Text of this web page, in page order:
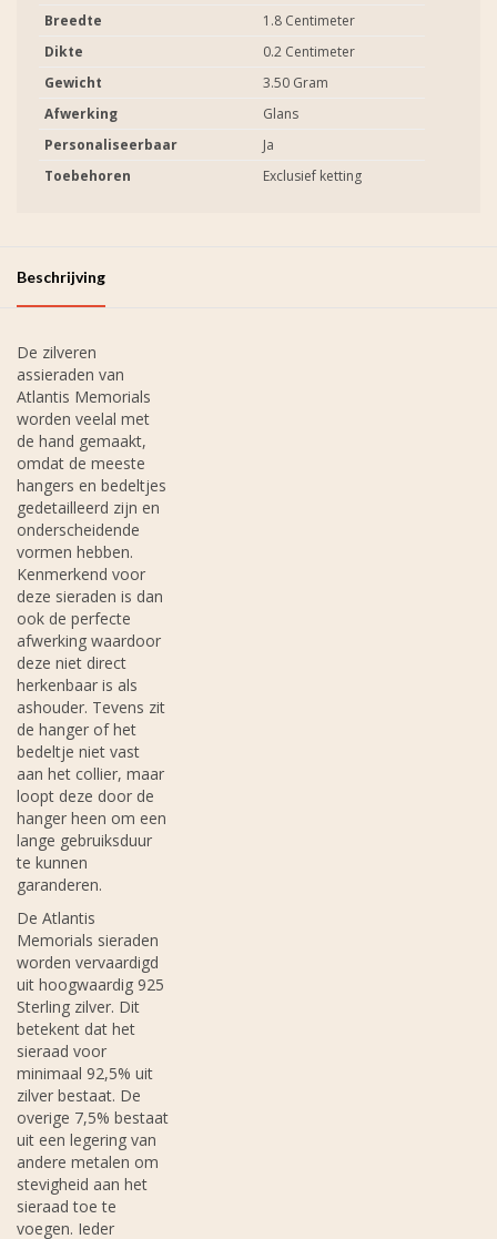
Breedte
1.8 Centimeter
Dikte
0.2 Centimeter
Gewicht
3.50 Gram
Afwerking
Glans
Personaliseerbaar
Ja
Toebehoren
Exclusief ketting
Beschrijving
De zilveren
assieraden van
Atlantis Memorials
worden veelal met
de hand gemaakt,
omdat de meeste
hangers en bedeltjes
gedetailleerd zijn en
onderscheidende
vormen hebben.
Kenmerkend voor
deze sieraden is dan
ook de perfecte
afwerking waardoor
deze niet direct
herkenbaar is als
ashouder. Tevens zit
de hanger of het
bedeltje niet vast
aan het collier, maar
loopt deze door de
hanger heen om een
lange gebruiksduur
te kunnen
garanderen.
De Atlantis
Memorials sieraden
worden vervaardigd
uit hoogwaardig 925
Sterling zilver. Dit
betekent dat het
sieraad voor
minimaal 92,5% uit
zilver bestaat. De
overige 7,5% bestaat
uit een legering van
andere metalen om
stevigheid aan het
sieraad toe te
voegen. Ieder